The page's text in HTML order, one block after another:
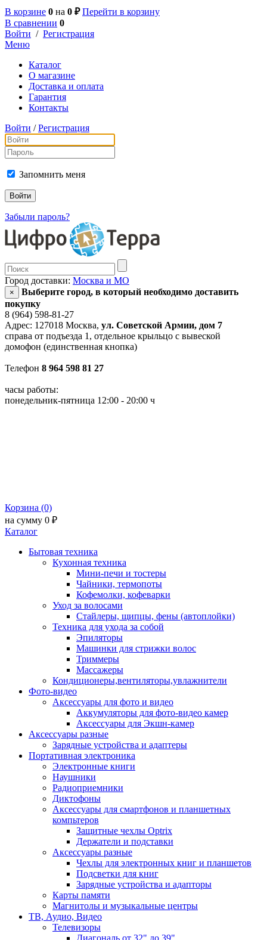
В корзине 0 на 0 ₽ Перейти в корзину
В сравнении 0
Войти / Регистрация
Меню
Каталог
О магазине
Доставка и оплата
Гарантия
Контакты
Войти / Регистрация
Запомнить меня
Забыли пароль?
Город доставки: Москва и МО
×
Выберите город, в который необходимо доставить
покупку
8 (964) 598-81-27
Адрес: 127018 Москва, ул. Советской Армии, дом 7
справа от подъезда 1, отдельное крыльцо с вывеской
домофон (единственная кнопка)
Телефон 8 964 598 81 27
часы работы:
понедельник-пятница 12:00 - 20:00 ч
Корзина (0)
на сумму 0 ₽
Каталог
Бытовая техника
Кухонная техника
Мини-печи и тостеры
Чайники, термопоты
Кофемолки, кофеварки
Уход за волосами
Стайлеры, щипцы, фены (автоплойки)
Техника для ухода за собой
Эпиляторы
Машинки для стрижки волос
Триммеры
Массажеры
Кондиционеры,вентиляторы,увлажнители
Фото-видео
Аксессуары для фото и видео
Аккумуляторы для фото-видео камер
Аксессуары для Экшн-камер
Аксессуары разные
Зарядные устройства и адаптеры
Портативная электроника
Электронные книги
Наушники
Радиоприемники
Диктофоны
Аксессуары для смартфонов и планшетных
компьтеров
Защитные чехлы Optrix
Держатели и подставки
Аксессуары разные
Чехлы для электронных книг и планшетов
Подсветки для книг
Зарядные устройства и адапторы
Карты памяти
Магнитолы и музыкальные центры
ТВ, Аудио, Видео
Телевизоры